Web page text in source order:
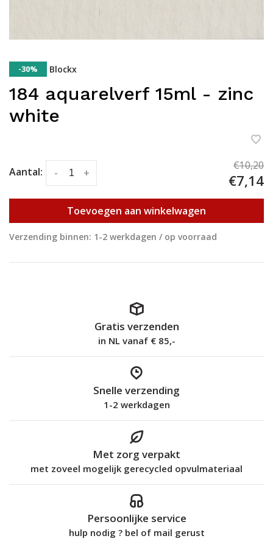
-30% Blockx
184 aquarelverf 15ml - zinc
white
Aantal: +
-
€10,20
€7,14
Toevoegen aan winkelwagen
Verzending binnen: 1-2 werkdagen / op voorraad
Gratis verzenden
in NL vanaf € 85,-
Snelle verzending
1-2 werkdagen
Met zorg verpakt
met zoveel mogelijk gerecycled opvulmateriaal
Persoonlijke service
hulp nodig ? bel of mail gerust